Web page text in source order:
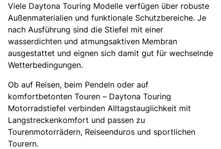
Viele Daytona Touring Modelle verfügen über robuste
Außenmaterialien und funktionale Schutzbereiche. Je
nach Ausführung sind die Stiefel mit einer
wasserdichten und atmungsaktiven Membran
ausgestattet und eignen sich damit gut für wechselnde
Wetterbedingungen.
Ob auf Reisen, beim Pendeln oder auf
komfortbetonten Touren – Daytona Touring
Motorradstiefel verbinden Alltagstauglichkeit mit
Langstreckenkomfort und passen zu
Tourenmotorrädern, Reiseenduros und sportlichen
Tourern.